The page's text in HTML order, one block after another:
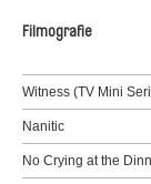
Filmografie
Witness (TV Mini
Nanitic
No Crying at the